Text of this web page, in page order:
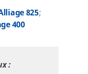
825;
400
: